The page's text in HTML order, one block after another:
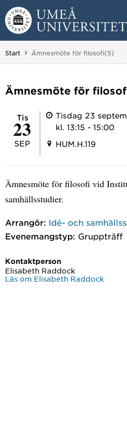
Hoppa direkt till innehållet
Huvudmenyn dold.
Start Du är här:
Ämnesmöte för filosofi(5)
Ämnesmöte för
tis
23
SEP
Tisdag 23
kl. 13:15 - 15:00
HUM.H.119
Ämnesmöte för filosofi vid
samhällsstudier.
Arrangör: Idé- och
Evenemangstyp: Gruppträff
Kontaktperson
Elisabeth Raddock
Läs om Elisabeth Raddock